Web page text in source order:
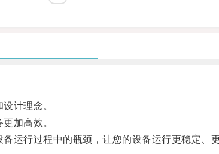
计理念。
加高效。
行过程中的瓶颈，让您的设备运行更稳定、更